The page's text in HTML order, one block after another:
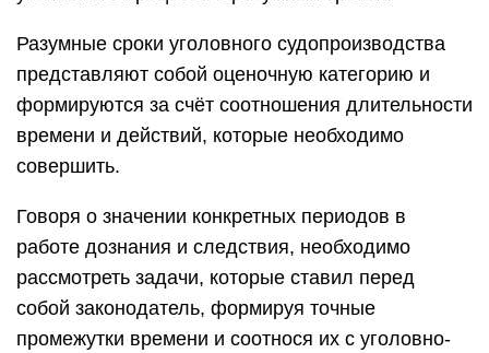
Разумные сроки уголовного судопроизводства
представляют собой оценочную категорию и
формируются за счёт соотношения длительности
времени и действий, которые необходимо
совершить.
Говоря о значении конкретных периодов в
работе дознания и следствия, необходимо
рассмотреть задачи, которые ставил перед
собой законодатель, формируя точные
промежутки времени и соотнося их с уголовно-